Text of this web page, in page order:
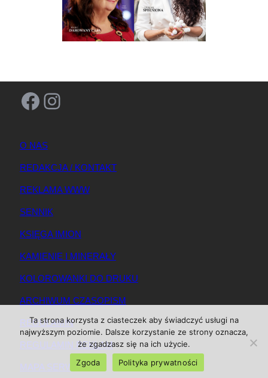
Facebook Instagram
O NAS
REDAKCJA / KONTAKT
REKLAMA WWW
SENNIK
KSIĘGA IMION
KAMIENIE I MINERAŁY
KOLOROWANKI DO DRUKU
ARCHIWUM CZASOPISM
REGULAMIN
REGULAMIN REKLAM
MAPA SERWISU
Ta strona korzysta z ciasteczek aby świadczyć usługi na
najwyższym poziomie. Dalsze korzystanie ze strony oznacza,
że zgadzasz się na ich użycie.
Zgoda
Polityka prywatności